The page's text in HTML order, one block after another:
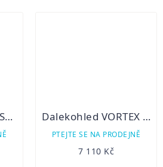
Dalekohled Focus Sport Explore 10x50 Dalekohled VORTEX Diamondback HD 8x42
PTEJTE SE NA PRODEJNĚ
7 110 Kč